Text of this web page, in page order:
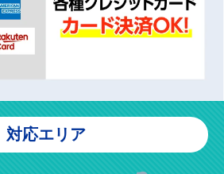
対応エリア